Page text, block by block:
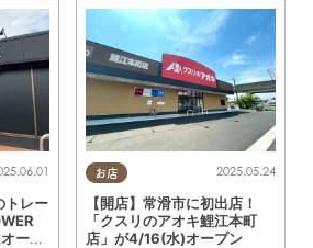
トレー
ープ
お店 2025.05.24
【開店】常滑市に初出店！
「クスリのアオキ鯉江本町
店」が4/16(水)オープン